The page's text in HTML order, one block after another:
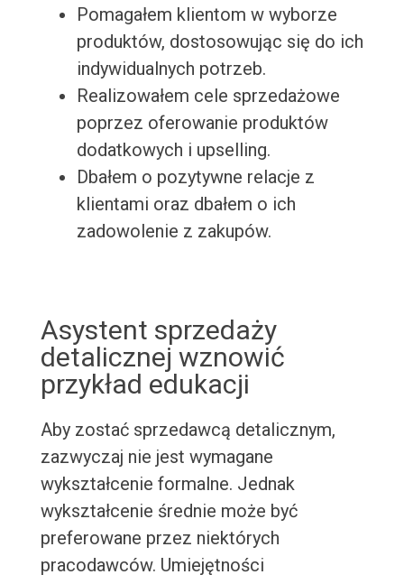
Pomagałem klientom w wyborze
produktów, dostosowując się do ich
indywidualnych potrzeb.
Realizowałem cele sprzedażowe
poprzez oferowanie produktów
dodatkowych i upselling.
Dbałem o pozytywne relacje z
klientami oraz dbałem o ich
zadowolenie z zakupów.
Asystent sprzedaży
detalicznej wznowić
przykład edukacji
Aby zostać sprzedawcą detalicznym,
zazwyczaj nie jest wymagane
wykształcenie formalne. Jednak
wykształcenie średnie może być
preferowane przez niektórych
pracodawców. Umiejętności